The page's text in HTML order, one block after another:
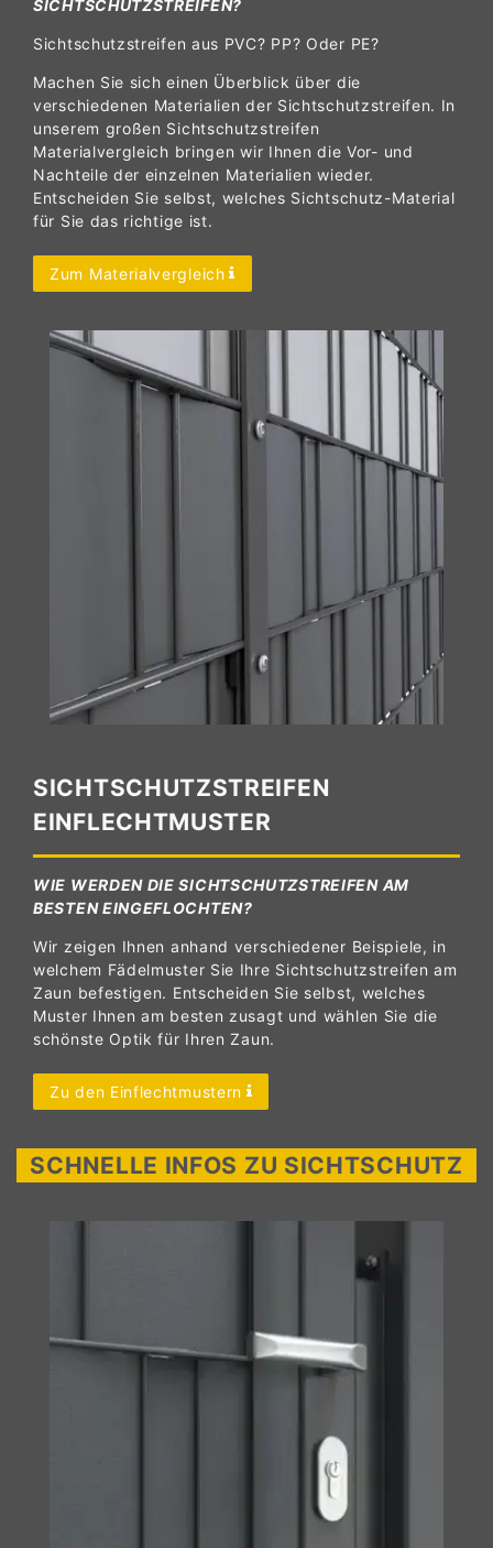
SICHTSCHUTZSTREIFEN?
Sichtschutzstreifen aus PVC? PP? Oder PE?
Machen Sie sich einen Überblick über die
verschiedenen Materialien der Sichtschutzstreifen. In
unserem großen Sichtschutzstreifen
Materialvergleich bringen wir Ihnen die Vor- und
Nachteile der einzelnen Materialien wieder.
Entscheiden Sie selbst, welches Sichtschutz-Material
für Sie das richtige ist.
Zum Materialvergleich
SICHTSCHUTZSTREIFEN
EINFLECHTMUSTER
WIE WERDEN DIE SICHTSCHUTZSTREIFEN AM
BESTEN EINGEFLOCHTEN?
Wir zeigen Ihnen anhand verschiedener Beispiele, in
welchem Fädelmuster Sie Ihre Sichtschutzstreifen am
Zaun befestigen. Entscheiden Sie selbst, welches
Muster Ihnen am besten zusagt und wählen Sie die
schönste Optik für Ihren Zaun.
Zu den Einflechtmustern
SCHNELLE INFOS ZU SICHTSCHUTZ